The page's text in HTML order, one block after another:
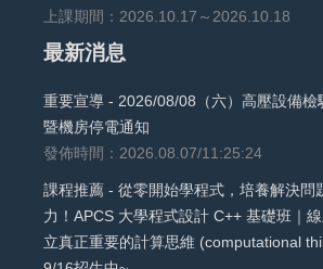
上課期間：2026.10.17～2026.10.18
最新消息
重要宣導 - 2026/08/08（六）高壓設備檢
暨機房停電通知
發佈時間：2026.08.07/11:25:24
課程推薦 - 從零開始學程式，培養解決問
力！APCS 大學程式設計 C++ 基礎班｜
立真正重要的計算思維 (computational